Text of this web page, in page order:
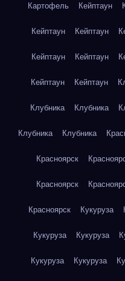
Картофель Кейптаун
Кейптаун Кейптаун
Кейптаун Кейптаун
Кейптаун Кейптаун
Клубника Клубника
Клубника Клубника
Красноярск
Красноярск
Красноярск Кукуруза
Кукуруза Кукуруза
Кукуруза Кукуруза